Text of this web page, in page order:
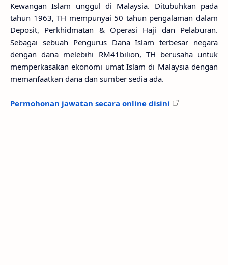
Kewangan Islam unggul di Malaysia. Ditubuhkan pada
tahun 1963, TH mempunyai 50 tahun pengalaman dalam
Deposit, Perkhidmatan & Operasi Haji dan Pelaburan.
Sebagai sebuah Pengurus Dana Islam terbesar negara
dengan dana melebihi RM41bilion, TH berusaha untuk
memperkasakan ekonomi umat Islam di Malaysia dengan
memanfaatkan dana dan sumber sedia ada.
Permohonan jawatan secara online disini